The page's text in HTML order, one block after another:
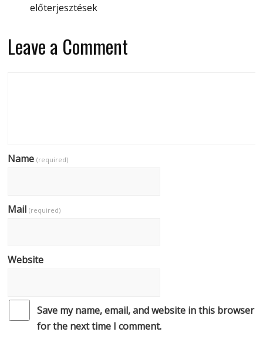
előterjesztések
Leave a Comment
Name(required)
Mail(required)
Website
Save my name, email, and website in this browser
for the next time I comment.